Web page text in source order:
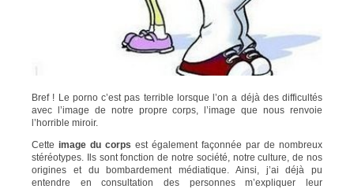
Bref ! Le porno c’est pas terrible lorsque l’on a déjà des difficultés
avec l’image de notre propre corps, l’image que nous renvoie
l’horrible miroir.
Cette image du corps est également façonnée par de nombreux
stéréotypes. Ils sont fonction de notre société, notre culture, de nos
origines et du bombardement médiatique. Ainsi, j’ai déjà pu
entendre en consultation des personnes m’expliquer leur